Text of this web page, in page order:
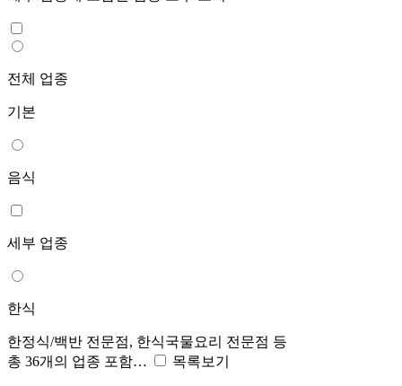
전체 업종
기본
음식
세부 업종
한식
한정식/백반 전문점, 한식국물요리 전문점 등
총 36개의 업종 포함…
목록보기